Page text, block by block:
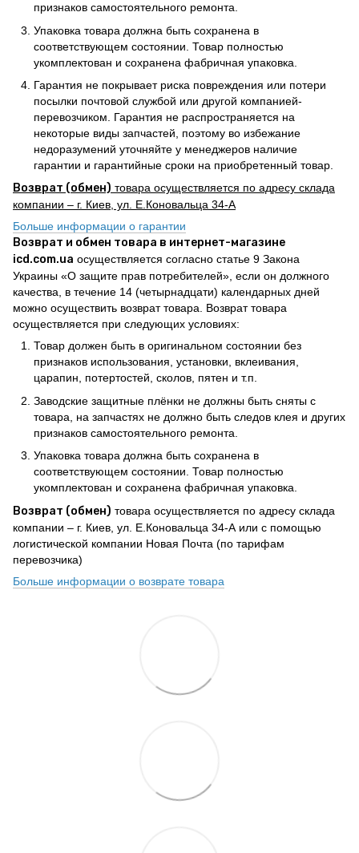
признаков самостоятельного ремонта.
Упаковка товара должна быть сохранена в
соответствующем состоянии. Товар полностью
укомплектован и сохранена фабричная упаковка.
Гарантия не покрывает риска повреждения или потери
посылки почтовой службой или другой компанией-
перевозчиком. Гарантия не распространяется на
некоторые виды запчастей, поэтому во избежание
недоразумений уточняйте у менеджеров наличие
гарантии и гарантийные сроки на приобретенный товар.
Возврат (обмен) товара осуществляется по адресу склада
компании – г. Киев, ул. Е.Коновальца 34-А
Больше информации о гарантии
Возврат и обмен товара в интернет-магазине
icd.com.ua осуществляется согласно статье 9 Закона
Украины «О защите прав потребителей», если он должного
качества, в течение 14 (четырнадцати) календарных дней
можно осуществить возврат товара. Возврат товара
осуществляется при следующих условиях:
Товар должен быть в оригинальном состоянии без
признаков использования, установки, вклеивания,
царапин, потертостей, сколов, пятен и т.п.
Заводские защитные плёнки не должны быть сняты с
товара, на запчастях не должно быть следов клея и других
признаков самостоятельного ремонта.
Упаковка товара должна быть сохранена в
соответствующем состоянии. Товар полностью
укомплектован и сохранена фабричная упаковка.
Возврат (обмен) товара осуществляется по адресу склада
компании – г. Киев, ул. Е.Коновальца 34-А или с помощью
логистической компании Новая Почта (по тарифам
перевозчика)
Больше информации о возврате товара